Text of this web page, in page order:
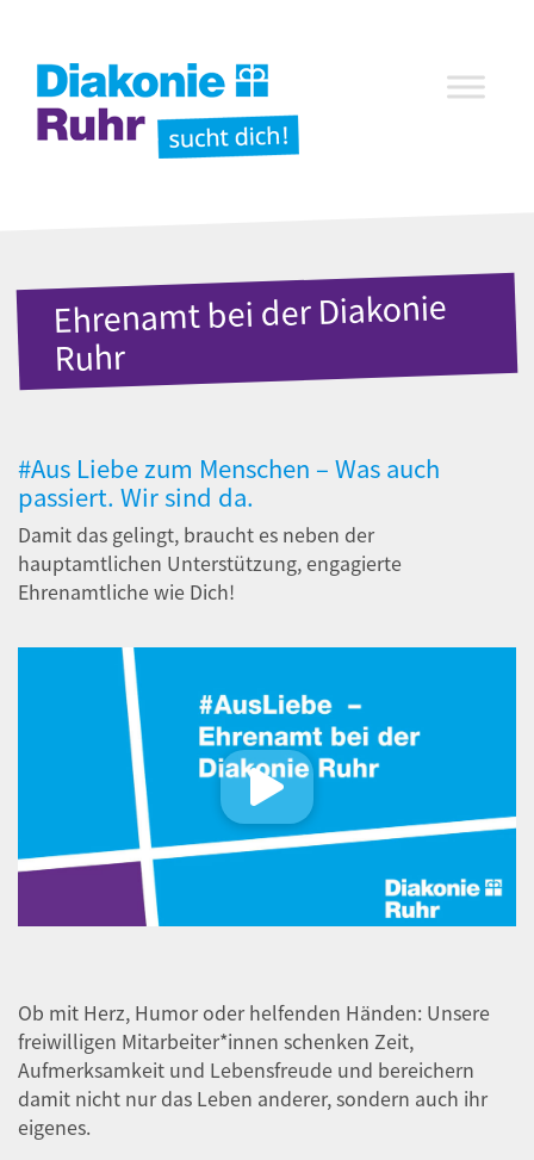
Ehrenamt bei der Diakonie
Ruhr
#Aus Liebe zum Menschen – Was auch
passiert. Wir sind da.
Damit das gelingt, braucht es neben der
hauptamtlichen Unterstützung, engagierte
Ehrenamtliche wie Dich!
Ob mit Herz, Humor oder helfenden Händen: Unsere
freiwilligen Mitarbeiter*innen schenken Zeit,
Aufmerksamkeit und Lebensfreude und bereichern
damit nicht nur das Leben anderer, sondern auch ihr
eigenes.